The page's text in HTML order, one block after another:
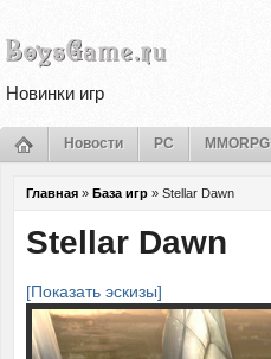
Новинки игр
Новости PC MMORPG
Главная » База игр » Stellar Dawn
Stellar Dawn
[Показать эскизы]